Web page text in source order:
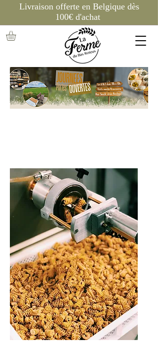
Livraison offerte en Belgique dès
100€ d'achat